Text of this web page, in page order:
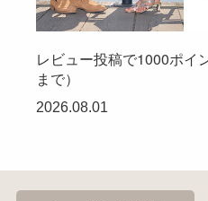
レビュー投稿で1000ポイ
まで）
2026.08.01